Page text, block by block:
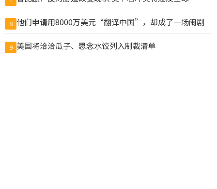
8 他们申请用8000万美元“翻译中国”，却成了一场闹剧
9 美国将洽洽瓜子、思念水饺列入制裁清单